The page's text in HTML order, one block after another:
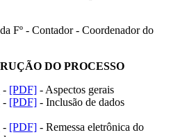
Fº - Contador - Coordenador do
DO PROCESSO
- [PDF] - Aspectos gerais
- [PDF] - Inclusão de dados
- [PDF] - Remessa eletrônica do